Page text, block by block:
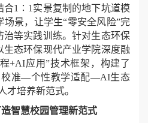
合1∶1实景复制的地下坑道模
场景，让学生“零安全风险”完
治等实践训练。针对生态环保
生态环保现代产业学院深度融
+AI应用”技术框架，构建了
准—个性教学适配—AI生态
才培养新范式。
智慧校园管理新范式